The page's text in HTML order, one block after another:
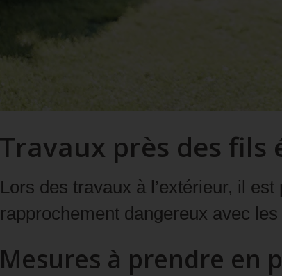
Travaux près des fils
Lors des travaux à l’extérieur, il
rapprochement dangereux avec
Mesures à prendre en